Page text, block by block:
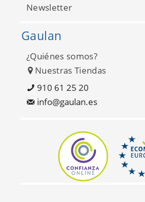
Happy FD26300
Newsletter
Gaulan
¿Quiénes somos?
Nuestras Tiendas
910 61 25 20
info@gaulan.es